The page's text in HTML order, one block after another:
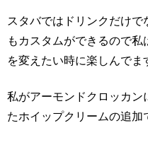
スタバではドリンクだけで
もカスタムができるので私
を変えたい時に楽しんでま
私がアーモンドクロッカン
たホイップクリームの追加